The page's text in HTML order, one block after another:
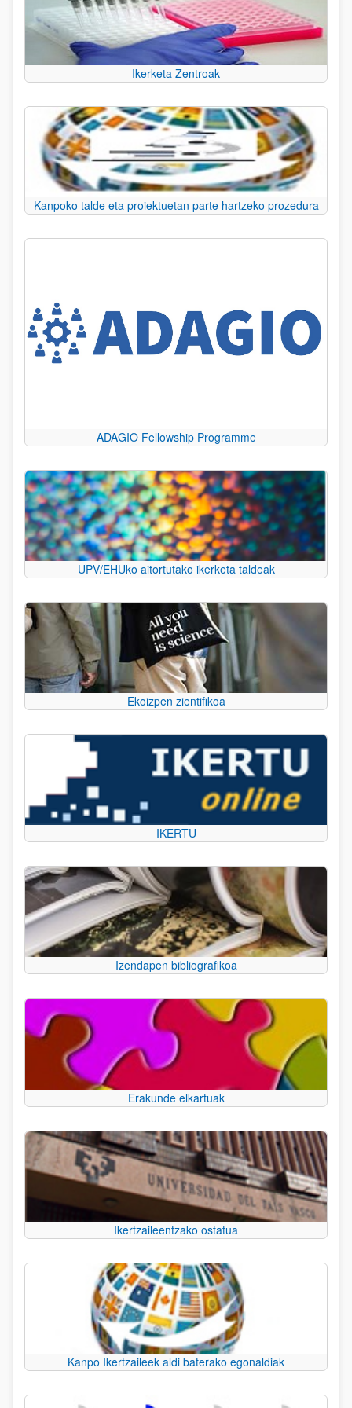
Ikerketa Zentroak
Kanpoko talde eta proiektuetan parte hartzeko prozedura
ADAGIO Fellowship Programme
UPV/EHUko aitortutako ikerketa taldeak
Ekoizpen zientifikoa
IKERTU
Izendapen bibliografikoa
Erakunde elkartuak
Ikertzaileentzako ostatua
Kanpo Ikertzaileek aldi baterako egonaldiak